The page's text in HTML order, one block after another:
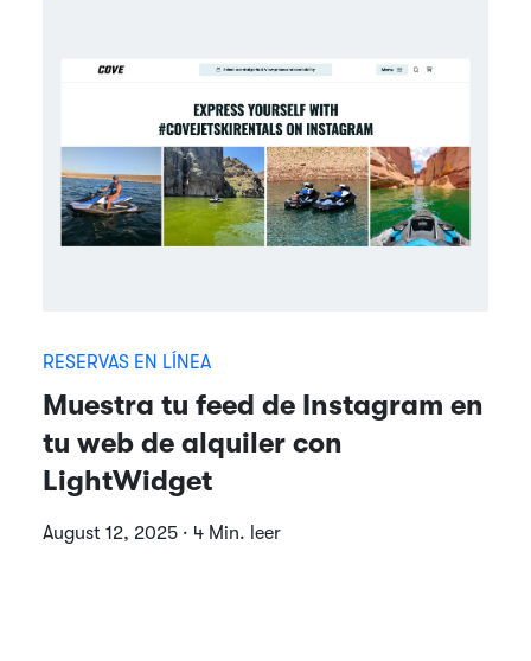
RESERVAS EN LÍNEA
Muestra tu feed de Instagram en
tu web de alquiler con
LightWidget
August 12, 2025 · 4 Min. leer